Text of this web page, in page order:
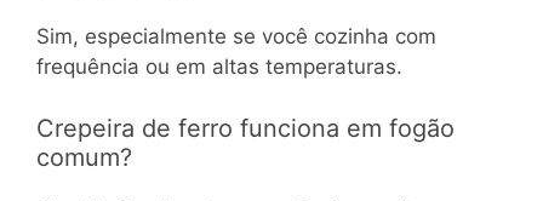
Sim, especialmente se você cozinha com
frequência ou em altas temperaturas.
Crepeira de ferro funciona em fogão
comum?